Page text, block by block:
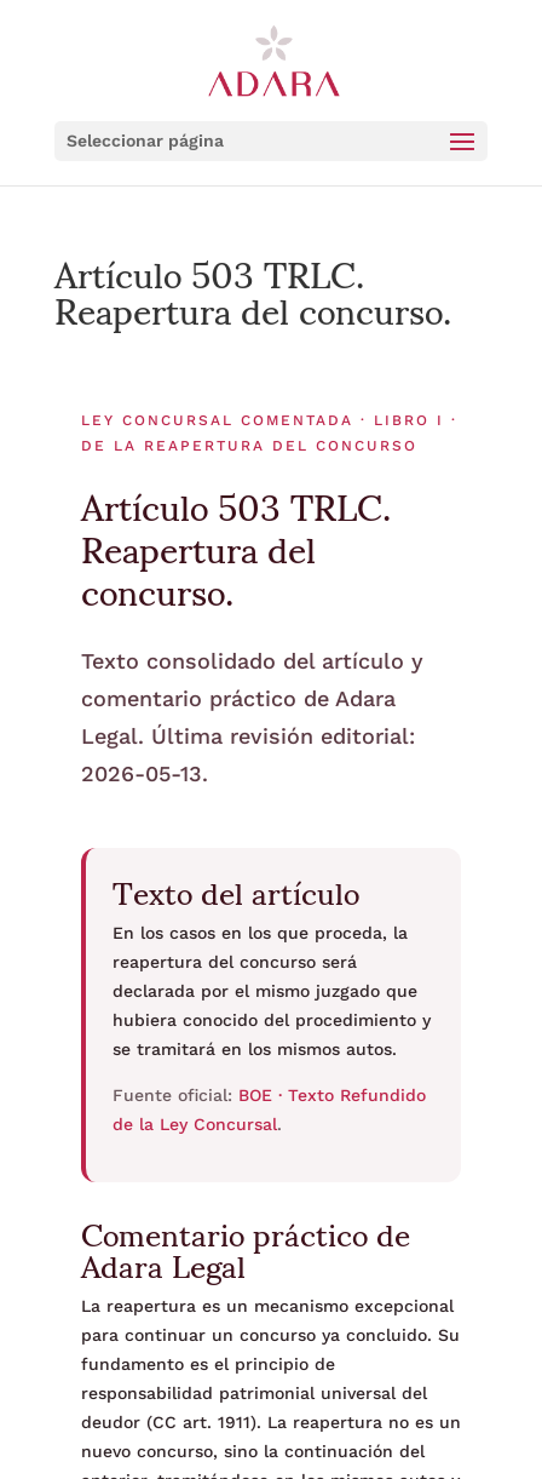
Seleccionar página
Artículo 503 TRLC.
Reapertura del concurso.
LEY CONCURSAL COMENTADA · LIBRO I ·
DE LA REAPERTURA DEL CONCURSO
Artículo 503 TRLC.
Reapertura del
concurso.
Texto consolidado del artículo y
comentario práctico de Adara
Legal. Última revisión editorial:
2026-05-13.
Texto del artículo
En los casos en los que proceda, la
reapertura del concurso será
declarada por el mismo juzgado que
hubiera conocido del procedimiento y
se tramitará en los mismos autos.
Fuente oficial: BOE · Texto Refundido
de la Ley Concursal.
Comentario práctico de
Adara Legal
La reapertura es un mecanismo excepcional
para continuar un concurso ya concluido. Su
fundamento es el principio de
responsabilidad patrimonial universal del
deudor (CC art. 1911). La reapertura no es un
nuevo concurso, sino la continuación del